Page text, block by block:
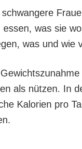
was sie
was und wie
als nützen. In
Kalorien pro